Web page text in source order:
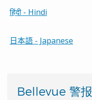
हिंदी - Hindi
日本語 - Japanese
Bellevue 警报